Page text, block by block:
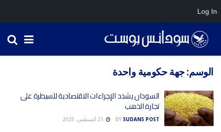
الوسم:جهة حكومية واحدة
السودان يشدد الإجراءات الاقتصادية للسيطرة على
تجارة الذهب
BY SUDANS POST
Log In